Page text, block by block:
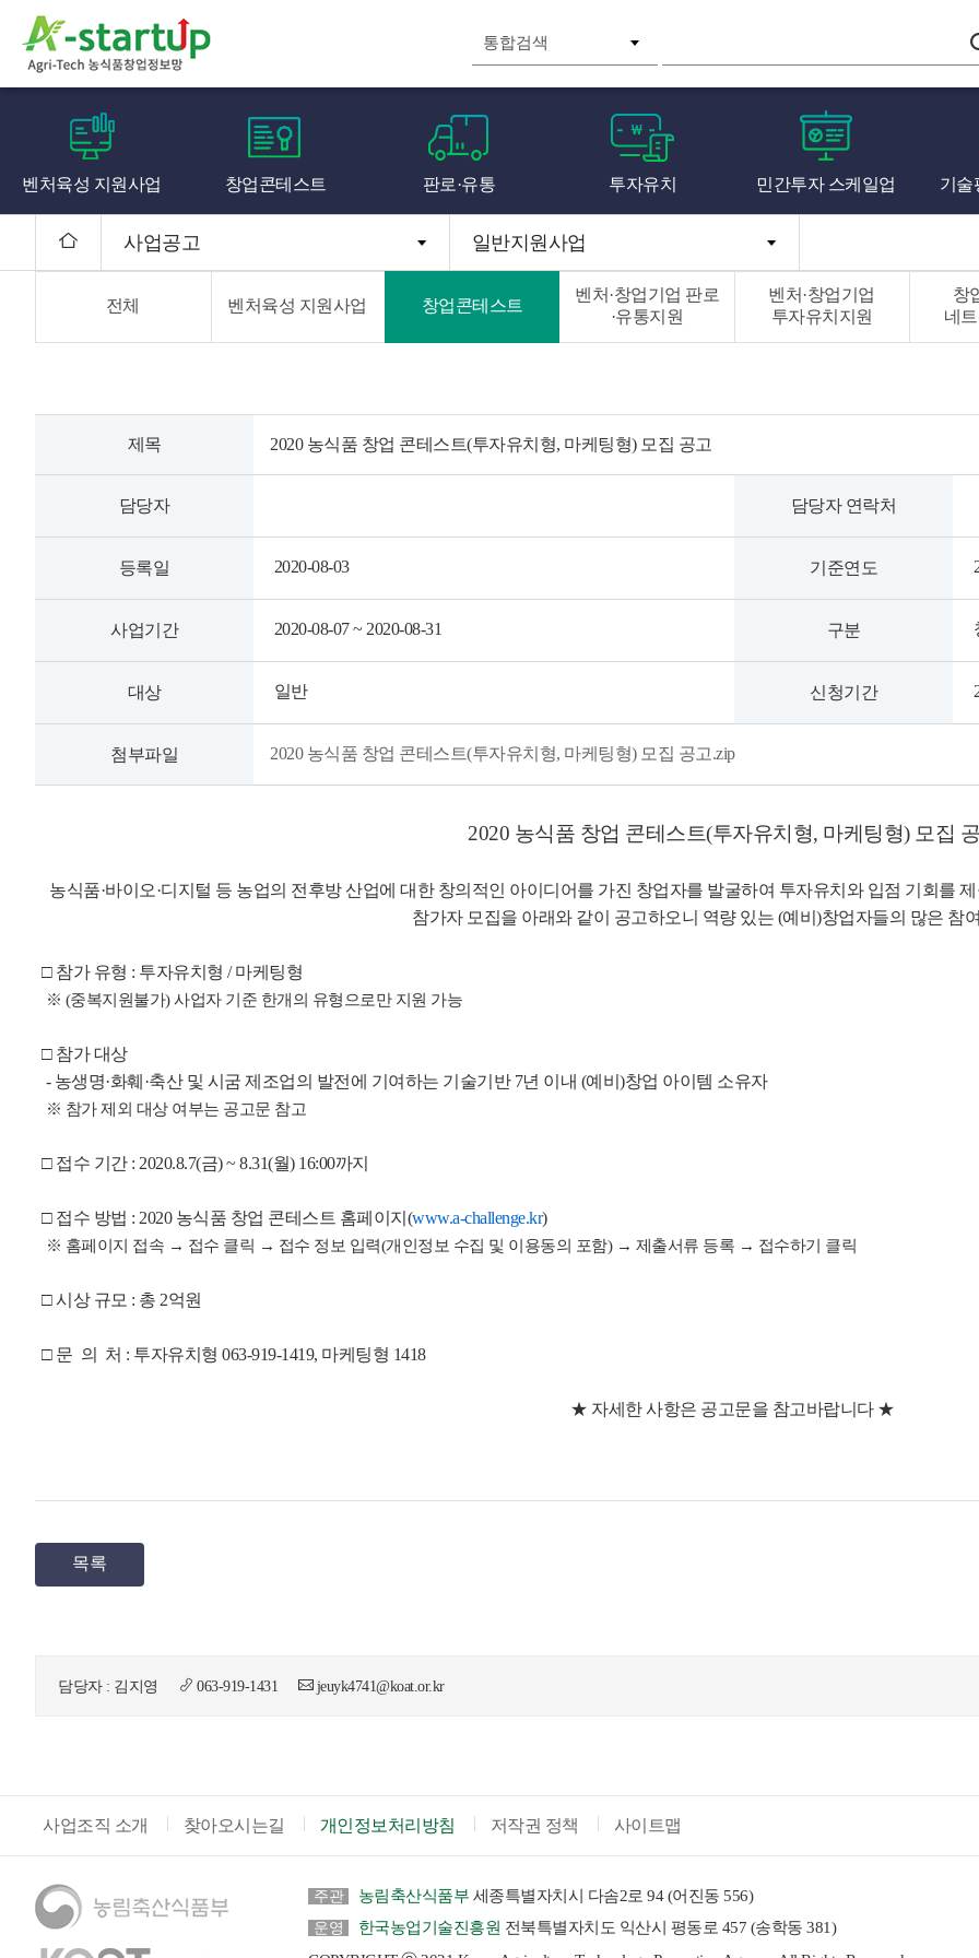
벤처육성 지원사업 창업콘테스트 판로·유통 투자유치 민간투자 스케일업 기술
사업공고 일반지원사업
전체 벤처육성 지원사업 창업콘테스트
벤처·창업기업 판로
·유통지원
벤처·창업기업
투자유치지원
창
네
제목 2020 농식품 창업 콘테스트(투자유치형, 마케팅형) 모집 공고
담당자 담당자 연락처
등록일 2020-08-03 기준연도
사업기간 2020-08-07 ~ 2020-08-31 구분
대상 일반 신청기간
첨부파일 2020 농식품 창업 콘테스트(투자유치형, 마케팅형) 모집 공고.zip
2020 농식품 창업 콘테스트(투자유치형, 마케팅형) 모집
농식품·바이오·디지털 등 농업의 전후방 산업에 대한 창의적인 아이디어를 가진 창업자를 발굴하여 투자유치와 입점 기회를
참가자 모집을 아래와 같이 공고하오니 역량 있는 (예비)창업자들의 많은 참
□ 참가 유형 : 투자유치형 / 마케팅형
※ (중복지원불가) 사업자 기준 한개의 유형으로만 지원 가능
□ 참가 대상
- 농생명·화훼 ·축산 및 시굼 제조업의 발전에 기여하는 기술기반 7년 이내 (예비)창업 아이템 소유자
※ 참가 제외 대상 여부는 공고문 참고
□ 접수 기간 : 2020.8.7(금) ~ 8.31(월) 16:00까지
□ 접수 방법 : 2020 농식품 창업 콘테스트 홈페이지(www.a-challenge.kr)
※ 홈페이지 접속 → 접수 클릭 → 접수 정보 입력(개인정보 수집 및 이용동의 포함) → 제출서류 등록 → 접수하기 클릭
□ 시상 규모 : 총 2억원
□ 문 의 처 : 투자유치형 063-919-1419, 마케팅형 1418
★ 자세한 사항은 공고문을 참고바랍니다 ★
목록
담당자 : 김지영 063-919-1431 jeuyk4741@koat.or.kr
사업조직 소개 찾아오시는길 개인정보처리방침 저작권 정책 사이트맵
주관 농림축산식품부 세종특별자치시 다솜2로 94 (어진동 556)
운영 한국농업기술진흥원 전북특별자치도 익산시 평동로 457 (송학동 381)